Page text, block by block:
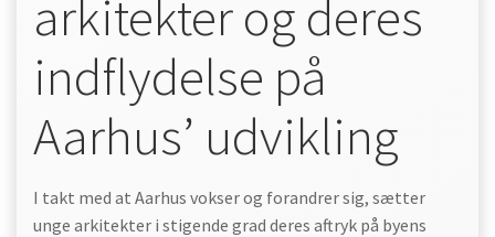
arkitekter og deres
indflydelse på
Aarhus’ udvikling
I takt med at Aarhus vokser og forandrer sig, sætter
unge arkitekter i stigende grad deres aftryk på byens